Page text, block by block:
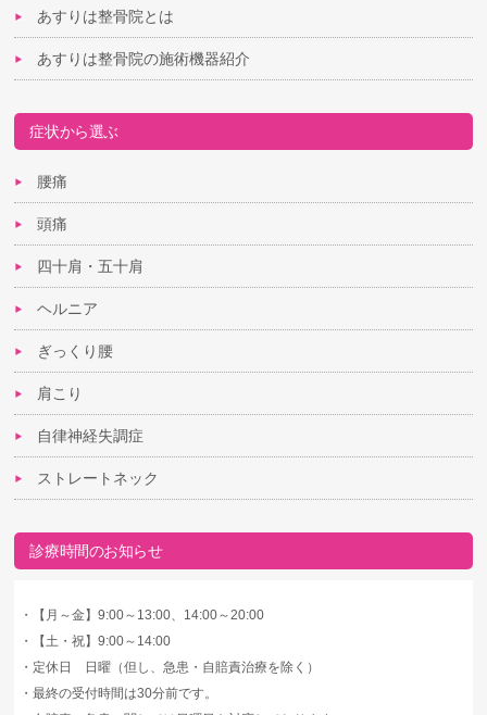
あすりは整骨院とは
あすりは整骨院の施術機器紹介
症状から選ぶ
腰痛
頭痛
四十肩・五十肩
ヘルニア
ぎっくり腰
肩こり
自律神経失調症
ストレートネック
診療時間のお知らせ
・
【月～金】9:00～13:00、14:00～20:00
・
【土・祝】9:00～14:00
・ 定休日 日曜（但し、急患・自賠責治療を除く）
・最終の受付時間は30分前です。